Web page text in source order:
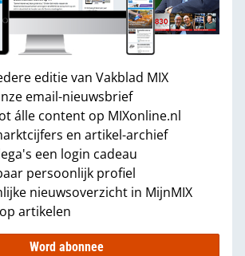
editie van Vakblad MIX
email-nieuwsbrief
álle content op MIXonline.nl
en artikel-archief
een login cadeau
persoonlijk profiel
nieuwsoverzicht in MijnMIX
artikelen
Word abonnee